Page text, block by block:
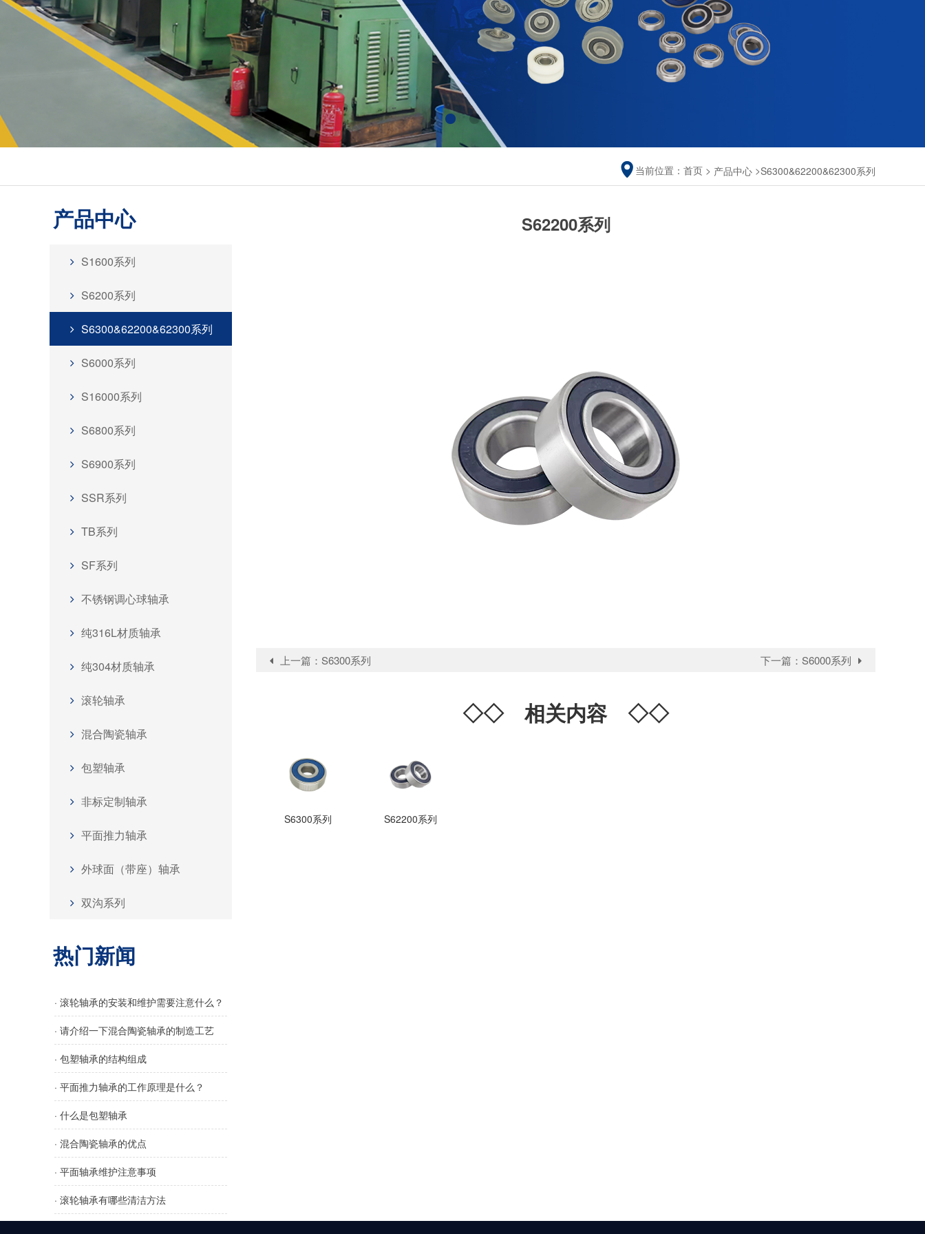
当前位置： 首页 > 产品中心 >S6300&62200&62300系列
产品中心
S1600系列
S6200系列
S6300&62200&62300系列
S6000系列
S16000系列
S6800系列
S6900系列
SSR系列
TB系列
SF系列
不锈钢调心球轴承
纯316L材质轴承
纯304材质轴承
滚轮轴承
混合陶瓷轴承
包塑轴承
非标定制轴承
平面推力轴承
外球面（带座）轴承
双沟系列
热门新闻
· 滚轮轴承的安装和维护需要注意什么？
· 请介绍一下混合陶瓷轴承的制造工艺
· 包塑轴承的结构组成
· 平面推力轴承的工作原理是什么？
· 什么是包塑轴承
· 混合陶瓷轴承的优点
· 平面轴承维护注意事项
· 滚轮轴承有哪些清洁方法
S62200系列
上一篇： S6300系列 下一篇： S6000系列
◇◇相关内容 ◇◇
S6300系列 S62200系列